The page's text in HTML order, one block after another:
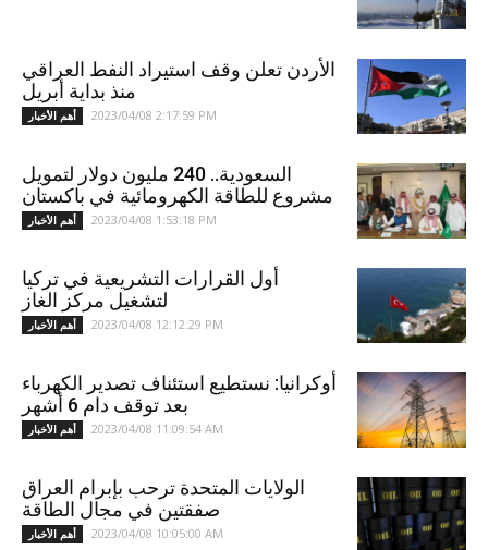
الأردن تعلن وقف استيراد النفط العراقي
منذ بداية أبريل
أهم الأخبار 2023/04/08 2:17:59 PM
السعودية.. 240 مليون دولار لتمويل
مشروع للطاقة الكهرومائية في باكستان
أهم الأخبار 2023/04/08 1:53:18 PM
أول القرارات التشريعية في تركيا
لتشغيل مركز الغاز
أهم الأخبار 2023/04/08 12:12:29 PM
أوكرانيا: نستطيع استئناف تصدير الكهرباء
بعد توقف دام 6 أشهر
أهم الأخبار 2023/04/08 11:09:54 AM
الولايات المتحدة ترحب بإبرام العراق
صفقتين في مجال الطاقة
أهم الأخبار 2023/04/08 10:05:00 AM